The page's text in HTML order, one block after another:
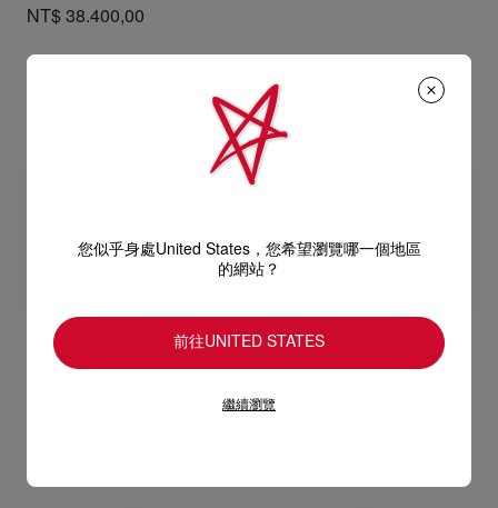
NT$ 38.400,00
運動鞋 - 小牛皮 - 白色 - 男裝 - 男裝
您似乎身處United States，您希望瀏覽哪一個地區
的網站？
前往UNITED STATES
繼續瀏覽